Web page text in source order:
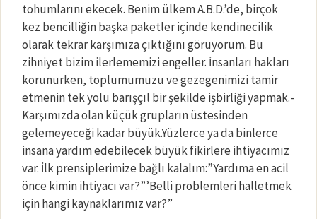
tohumlarını ekecek. Benim ülkem A.B.D.’de, birçok
kez bencilliğin başka paketler içinde kendinecilik
olarak tekrar karşımıza çıktığını görüyorum. Bu
zihniyet bizim ilerlememizi engeller. İnsanları hakları
korunurken, toplumumuzu ve gezegenimizi tamir
etmenin tek yolu barışçıl bir şekilde işbirliği yapmak.-
Karşımızda olan küçük grupların üstesinden
gelemeyeceği kadar büyük.Yüzlerce ya da binlerce
insana yardım edebilecek büyük fikirlere ihtiyacımız
var. İlk prensiplerimize bağlı kalalım:”Yardıma en acil
önce kimin ihtiyacı var?”’Belli problemleri halletmek
için hangi kaynaklarımız var?”